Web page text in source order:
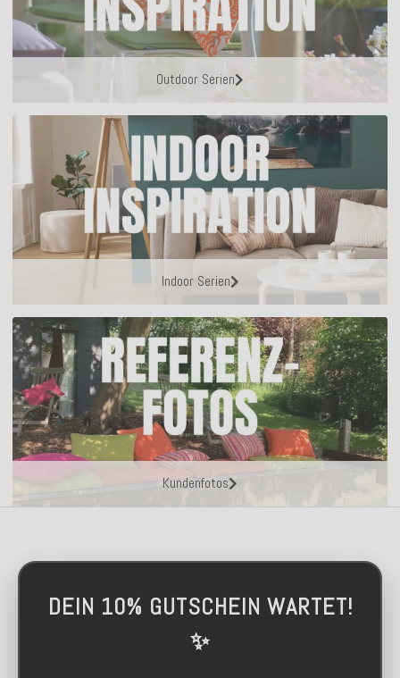
Outdoor Serien
Indoor Serien
Kundenfotos
DEIN 10% GUTSCHEIN WARTET!
✨